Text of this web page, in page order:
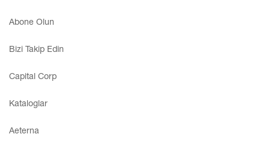
Abone Olun
Bizi Takip Edin
Capital Corp
Kataloglar
Aeterna